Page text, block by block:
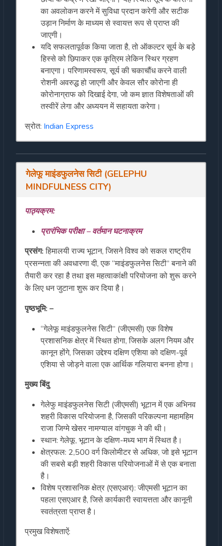
का अवलोकन करने में सुविधा प्रदान करेगी और सटीक
उड़ान निर्माण के माध्यम से स्वायत्त रूप से प्राप्त की
जाएगी।
यदि सफलतापूर्वक किया जाता है, तो ऑकल्टर सूर्य के बड़े
हिस्से को छिपाकर एक कृत्रिम लेकिन स्थिर ग्रहण
बनाएगा। परिणामस्वरूप, सूर्य की चकाचौंध करने वाली
रोशनी अवरुद्ध हो जाएगी और केवल सौर कोरोना ही
कोरोनाग्राफ को दिखाई देगा, जो कम ज्ञात विशेषताओं की
तस्वीरें लेगा और अध्ययन में सहायता करेगा।
स्रोत: Indian Express
गेलेफू माइंडफुलनेस सिटी (GELEPHU
MINDFULNESS CITY)
पाठ्यक्रम:
प्रारंभिक परीक्षा – वर्तमान घटनाक्रम
प्रसंग:हिमालयी राज्य भूटान, जिसने विश्व को सकल राष्ट्रीय
प्रसन्नता की अवधारणा दी, एक “माइंडफुलनेस सिटी” बनाने की
तैयारी कर रहा है तथा इस महत्वाकांक्षी परियोजना को शुरू करने
के लिए धन जुटाना शुरू कर दिया है।
पृष्ठभूमि: –
“गेलेफू माइंडफुलनेस सिटी” (जीएमसी) एक विशेष
प्रशासनिक क्षेत्र में स्थित होगा, जिसके अलग नियम और
कानून होंगे, जिसका उद्देश्य दक्षिण एशिया को दक्षिण-पूर्व
एशिया से जोड़ने वाला एक आर्थिक गलियारा बनना होगा।
मुख्य बिंदु
गेलेफु माइंडफुलनेस सिटी (जीएमसी) भूटान में एक अभिनव
शहरी विकास परियोजना है, जिसकी परिकल्पना महामहिम
राजा जिग्मे खेसर नामग्याल वांगचुक ने की थी।
स्थान: गेलेफू, भूटान के दक्षिण-मध्य भाग में स्थित है।
क्षेत्रफल: 2,500 वर्ग किलोमीटर से अधिक, जो इसे भूटान
की सबसे बड़ी शहरी विकास परियोजनाओं में से एक बनाता
है।
विशेष प्रशासनिक क्षेत्र (एसएआर): जीएमसी भूटान का
पहला एसएआर है, जिसे कार्यकारी स्वायत्तता और कानूनी
स्वतंत्रता प्राप्त है।
प्रमुख विशेषताऐं: